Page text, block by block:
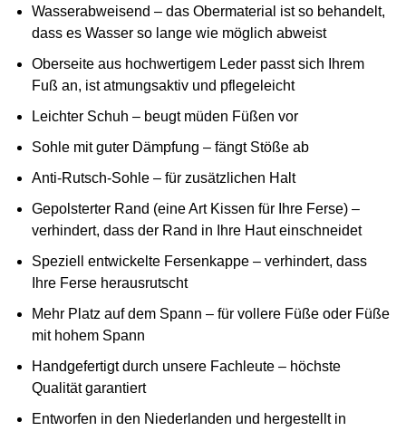
Wasserabweisend – das Obermaterial ist so behandelt,
dass es Wasser so lange wie möglich abweist
Oberseite aus hochwertigem Leder passt sich Ihrem
Fuß an, ist atmungsaktiv und pflegeleicht
Leichter Schuh – beugt müden Füßen vor
Sohle mit guter Dämpfung – fängt Stöße ab
Anti-Rutsch-Sohle – für zusätzlichen Halt
Gepolsterter Rand (eine Art Kissen für Ihre Ferse) –
verhindert, dass der Rand in Ihre Haut einschneidet
Speziell entwickelte Fersenkappe – verhindert, dass
Ihre Ferse herausrutscht
Mehr Platz auf dem Spann – für vollere Füße oder Füße
mit hohem Spann
Handgefertigt durch unsere Fachleute – höchste
Qualität garantiert
Entworfen in den Niederlanden und hergestellt in